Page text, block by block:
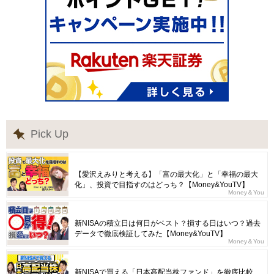
Pick Up
【愛沢えみりと考える】「富の最大化」と「幸福の最大
化」、投資で目指すのはどっち？【Money&YouTV】
Money＆You
新NISAの積立日は何日がベスト？損する日はいつ？過去
データで徹底検証してみた【Money&YouTV】
Money＆You